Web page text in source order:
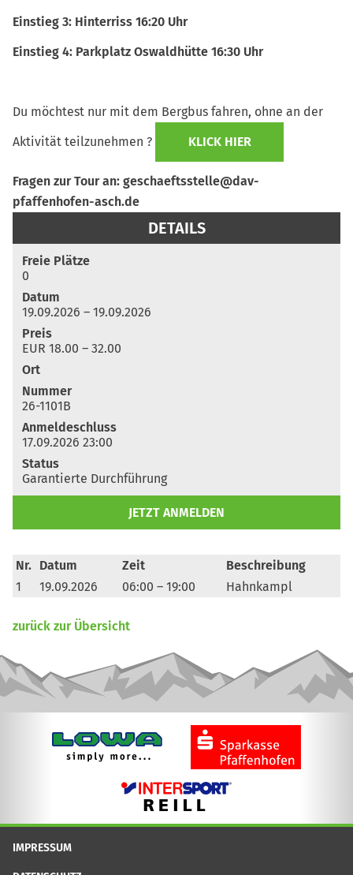
Einstieg 3: Hinterriss 16:20 Uhr
Einstieg 4: Parkplatz Oswaldhütte 16:30 Uhr
Du möchtest nur mit dem Bergbus fahren, ohne an der
Aktivität teilzunehmen ?
KLICK HIER
Fragen zur Tour an: geschaeftsstelle@dav-
pfaffenhofen-asch.de
Freie Plätze
0
Datum
19.09.2026 – 19.09.2026
Preis
EUR 18.00 – 32.00
Ort
Nummer
26-1101B
Anmeldeschluss
17.09.2026 23:00
Status
Garantierte Durchführung
JETZT ANMELDEN
Nr. Datum Zeit
Beschreibung
1
19.09.2026 06:00 – 19:00 Hahnkampl
zurück zur Übersicht
IMPRESSUM